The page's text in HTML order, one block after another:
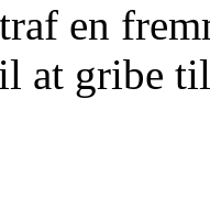
en
at gribe